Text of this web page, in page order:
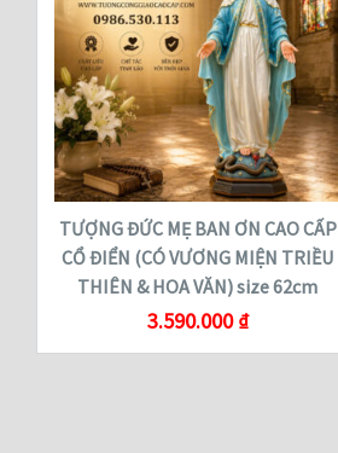
TƯỢNG ĐỨC MẸ BAN ƠN CAO CẤP
CỔ ĐIỂN (CÓ VƯƠNG MIỆN TRIỀU
THIÊN & HOA VĂN) size 62cm
3.590.000₫